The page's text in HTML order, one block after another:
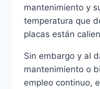
mantenimiento y
temperatura que
placas están
Sin embargo y al
mantenimiento o
empleo continuo,